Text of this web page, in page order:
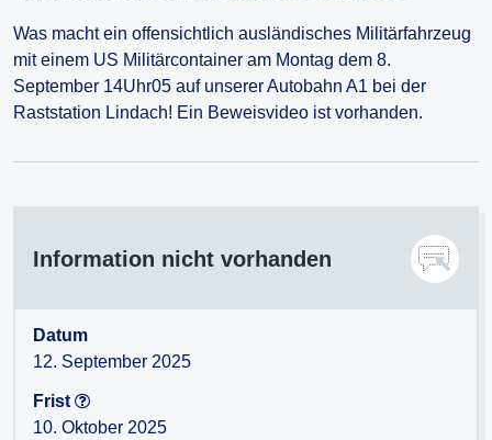
Was macht ein offensichtlich ausländisches Militärfahrzeug
mit einem US Militärcontainer am Montag dem 8.
September 14Uhr05 auf unserer Autobahn A1 bei der
Raststation Lindach! Ein Beweisvideo ist vorhanden.
Information nicht vorhanden
Datum
12. September 2025
Frist
10. Oktober 2025